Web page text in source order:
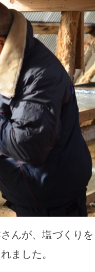
んが、塩づくりを
ました。